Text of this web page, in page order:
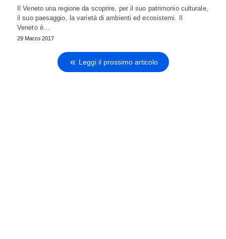
Il Veneto una regione da scoprire, per il suo patrimonio culturale,
il suo paesaggio, la varietà di ambienti ed ecosistemi. Il
Veneto è…
29 Marzo 2017
Leggi il prossimo articolo